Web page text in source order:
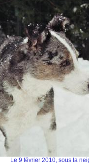
Le 9 février 2010, sous la